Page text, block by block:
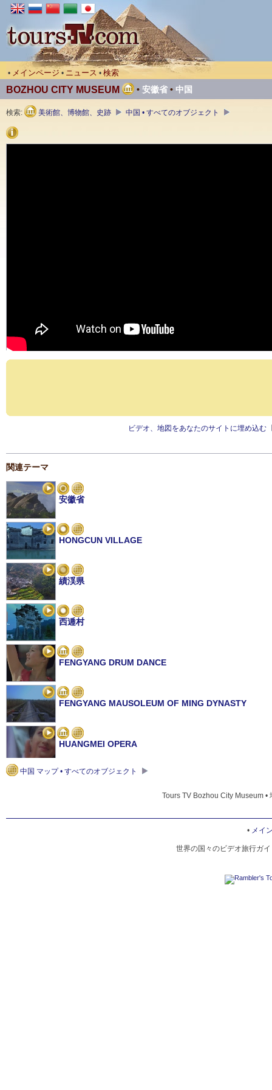
• メインページ • ニュース • 検索
BOZHOU CITY MUSEUM • 安徽省 • 中国
検索: 美術館、博物館、史跡 中国 • すべてのオブジェクト
ビデオ、地図をあなたのサイトに埋め込む
関連テーマ
安徽省
HONGCUN VILLAGE
績渓県
西逓村
FENGYANG DRUM DANCE
FENGYANG MAUSOLEUM OF MING DYNASTY
HUANGMEI OPERA
中国 マップ • すべてのオブジェクト
Tours TV Bozhou City Museum •
• メイ
世界の国々のビデオ旅行ガ